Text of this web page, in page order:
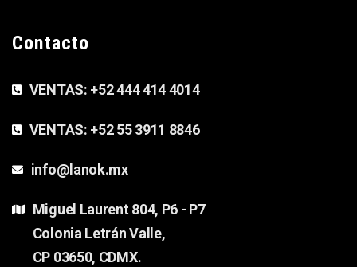
Contacto
VENTAS: +52 444 414 4014
VENTAS: +52 55 3911 8846
info@lanok.mx
Miguel Laurent 804, P6 - P7
Colonia Letrán Valle,
CP 03650, CDMX.